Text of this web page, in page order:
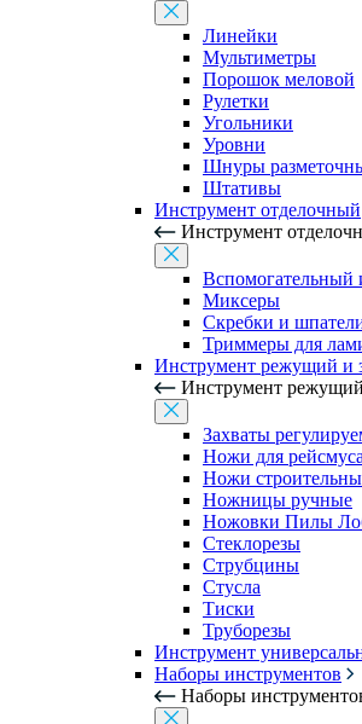
Линейки
Мультиметры
Порошок меловой
Рулетки
Угольники
Уровни
Шнуры
Штативы
Инструмент отделочный
Инструмент
Вспомогательный
Миксеры
Скребки и
Триммеры для
Инструмент режущий и
Инструмент
Захваты
Ножи для
Ножи
Ножницы ручные
Ножовки Пилы
Стеклорезы
Струбцины
Стусла
Тиски
Труборезы
Инструмент
Наборы инструментов
Наборы